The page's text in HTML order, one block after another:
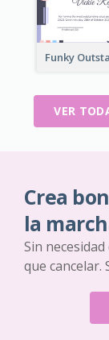
VER
Crea
la
Sin
que cancelar.